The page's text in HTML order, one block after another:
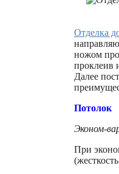
Отделка
ножом
проклеив
Далее
Потолок
Эконом-
При